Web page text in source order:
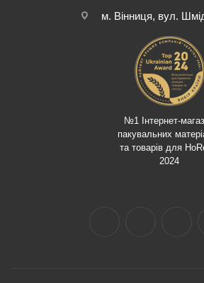
м. Вінниця, вул.
№1 Інтернет-
пакувальних
та товарів для
2024